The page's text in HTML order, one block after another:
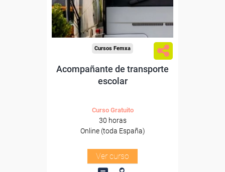
Sector
-Transporte y Logística.
Cursos Femxa
Acompañante de transporte
escolar
Curso Gratuito
30 horas
Online (toda España)
Ver curso